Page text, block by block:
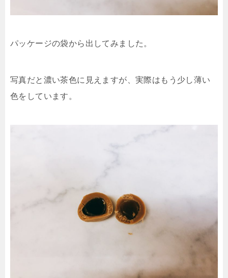
パッケージの袋から出してみました。
写真だと濃い茶色に見えますが、実際はもう少し薄い
色をしています。